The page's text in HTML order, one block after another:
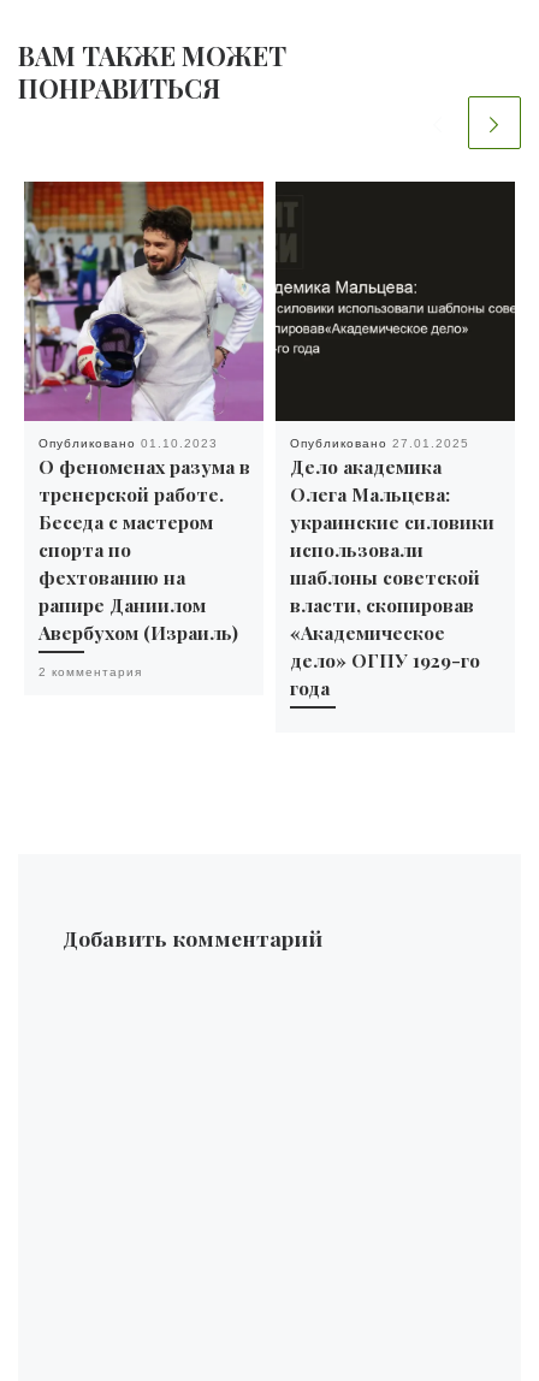
ВАМ ТАКЖЕ МОЖЕТ
ПОНРАВИТЬСЯ
Опубликовано 01.10.2023
О феноменах разума в
тренерской работе.
Беседа с мастером
спорта по
фехтованию на
рапире Даниилом
Авербухом (Израиль)
2 комментария
Опубликовано 27.01.2025
Дело академика
Олега Мальцева:
украинские силовики
использовали
шаблоны советской
власти, скопировав
«Академическое
дело» ОГПУ 1929-го
года
Добавить комментарий